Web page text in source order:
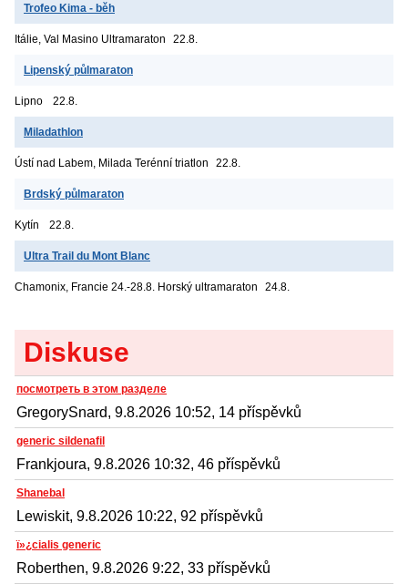
Trofeo Kima - běh
Itálie, Val Masino Ultramaraton 22.8.
Lipenský půlmaraton
Lipno 22.8.
Miladathlon
Ústí nad Labem, Milada Terénní triatlon 22.8.
Brdský půlmaraton
Kytín 22.8.
Ultra Trail du Mont Blanc
Chamonix, Francie 24.-28.8. Horský ultramaraton 24.8.
Diskuse
посмотреть в этом разделе
GregorySnard, 9.8.2026 10:52, 14 příspěvků
generic sildenafil
Frankjoura, 9.8.2026 10:32, 46 příspěvků
Shanebal
Lewiskit, 9.8.2026 10:22, 92 příspěvků
ï»¿cialis generic
Roberthen, 9.8.2026 9:22, 33 příspěvků